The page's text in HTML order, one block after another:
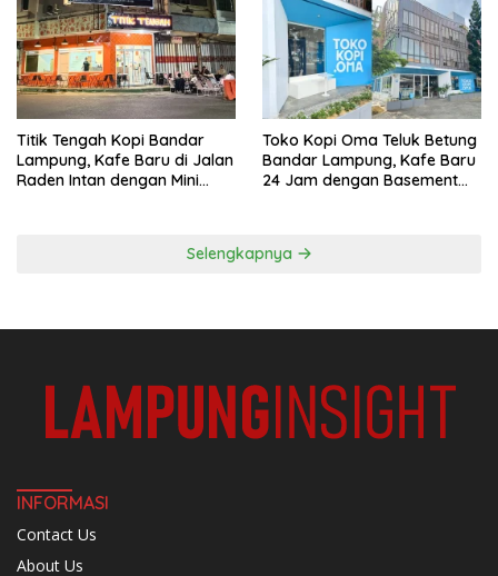
Titik Tengah Kopi Bandar
Lampung, Kafe Baru di Jalan
Raden Intan dengan Mini
Toko Kopi Oma Teluk Betung
Bandar Lampung, Kafe Baru
24 Jam dengan Basement
Selengkapnya
INFORMASI
Contact Us
About Us